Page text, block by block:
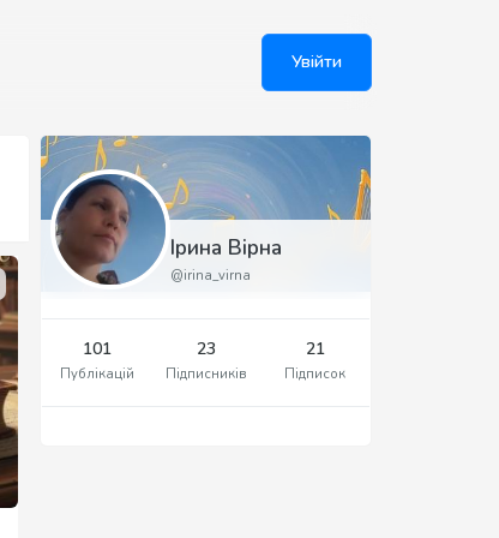
Увійти
Ірина Вірна
@irina_virna
101
Публікацій
23
Підписників
21
Підписок